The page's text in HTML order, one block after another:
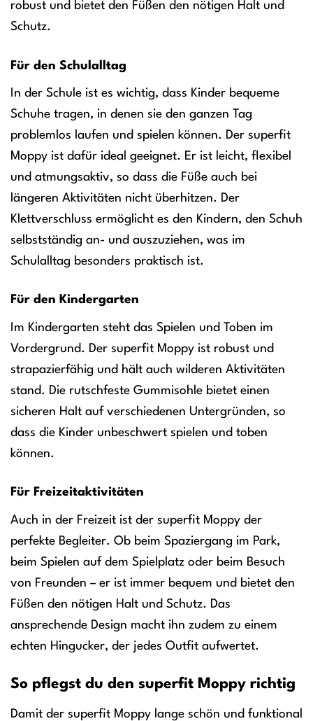
robust und bietet den Füßen den nötigen Halt und
Schutz.
Für den Schulalltag
In der Schule ist es wichtig, dass Kinder bequeme
Schuhe tragen, in denen sie den ganzen Tag
problemlos laufen und spielen können. Der superfit
Moppy ist dafür ideal geeignet. Er ist leicht, flexibel
und atmungsaktiv, so dass die Füße auch bei
längeren Aktivitäten nicht überhitzen. Der
Klettverschluss ermöglicht es den Kindern, den Schuh
selbstständig an- und auszuziehen, was im
Schulalltag besonders praktisch ist.
Für den Kindergarten
Im Kindergarten steht das Spielen und Toben im
Vordergrund. Der superfit Moppy ist robust und
strapazierfähig und hält auch wilderen Aktivitäten
stand. Die rutschfeste Gummisohle bietet einen
sicheren Halt auf verschiedenen Untergründen, so
dass die Kinder unbeschwert spielen und toben
können.
Für Freizeitaktivitäten
Auch in der Freizeit ist der superfit Moppy der
perfekte Begleiter. Ob beim Spaziergang im Park,
beim Spielen auf dem Spielplatz oder beim Besuch
von Freunden – er ist immer bequem und bietet den
Füßen den nötigen Halt und Schutz. Das
ansprechende Design macht ihn zudem zu einem
echten Hingucker, der jedes Outfit aufwertet.
So pflegst du den superfit Moppy richtig
Damit der superfit Moppy lange schön und funktional